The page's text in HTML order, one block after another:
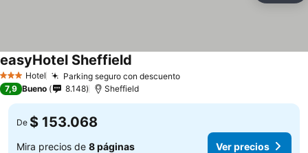
3 Estrellas
Hotel Parking seguro con descuento
easyHotel Sheffield
7,9 Bueno 8.148 Sheffield
De $ 153.068
Mira precios de 8 páginas Ver precios